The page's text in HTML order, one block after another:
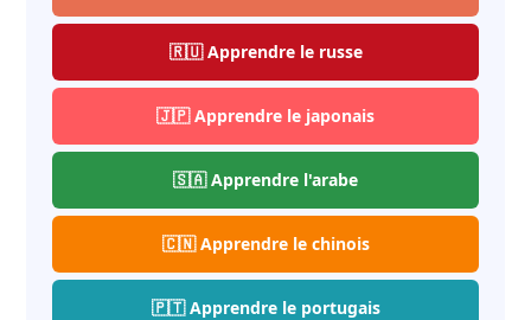
🇷🇺 Apprendre le russe
🇯🇵 Apprendre le japonais
🇸🇦 Apprendre l'arabe
🇨🇳 Apprendre le chinois
🇵🇹 Apprendre le portugais